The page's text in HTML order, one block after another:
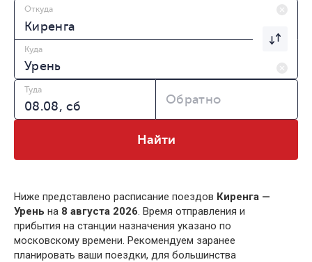
Откуда
Куда
Туда
Обратно
Найти
Ниже представлено расписание поездов Киренга —
Урень на 8 августа 2026. Время отправления и
прибытия на станции назначения указано по
московскому времени. Рекомендуем заранее
планировать ваши поездки, для большинства